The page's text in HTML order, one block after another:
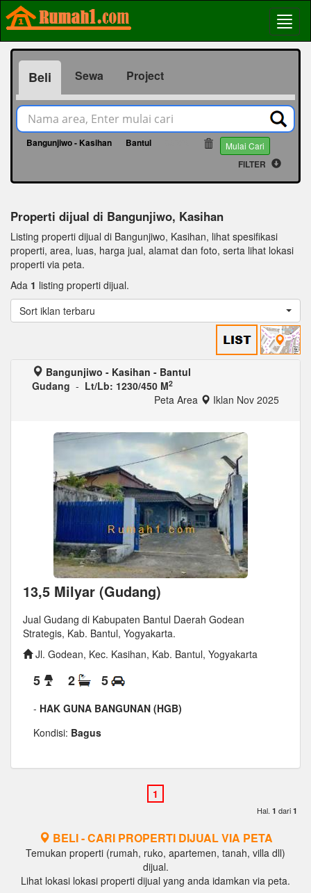
Beli Sewa Project
Bangunjiwo - Kasihan Bantul Mulai Cari
FILTER
Properti dijual di Bangunjiwo, Kasihan
Listing properti dijual di Bangunjiwo, Kasihan, lihat spesifikasi
properti, area, luas, harga jual, alamat dan foto, serta lihat lokasi
properti via peta.
Ada 1 listing properti dijual.
Sort iklan terbaru
Bangunjiwo - Kasihan - Bantul
Gudang - Lt/Lb: 1230/450 M2
Peta Area Iklan Nov 2025
13,5 Milyar (Gudang)
Jual Gudang di Kabupaten Bantul Daerah Godean
Strategis, Kab. Bantul, Yogyakarta.
Jl. Godean, Kec. Kasihan, Kab. Bantul, Yogyakarta
5 2 5
- HAK GUNA BANGUNAN (HGB)
Kondisi: Bagus
Hal. 1 dari 1
BELI - CARI PROPERTI DIJUAL VIA PETA
Temukan properti (rumah, ruko, apartemen, tanah, villa dll)
dijual.
Lihat lokasi lokasi properti dijual yang anda idamkan via peta.